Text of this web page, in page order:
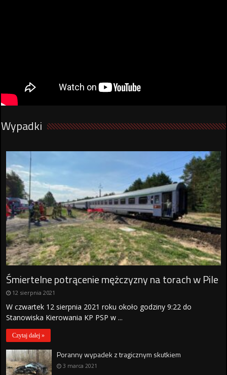
Wypadki
Śmiertelne potrącenie mężczyzny na torach w Pile
12 sierpnia 2021
W czwartek 12 sierpnia 2021 roku około godziny 9:22 do
Stanowiska Kierowania KP PSP w ...
Czytaj dalej »
Poranny wypadek z tragicznym skutkiem
3 marca 2021